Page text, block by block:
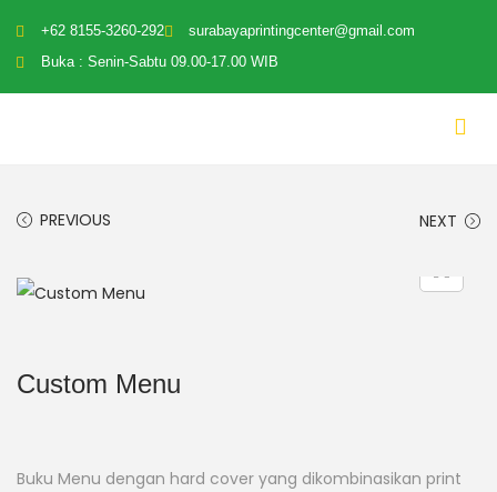
+62 8155-3260-292
surabayaprintingcenter@gmail.com
Buka : Senin-Sabtu 09.00-17.00 WIB
PREVIOUS NEXT
Custom Menu
Buku Menu dengan hard cover yang dikombinasikan print